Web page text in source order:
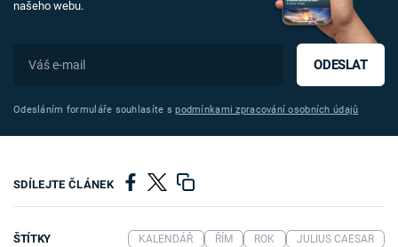
našeho webu.
ODESLAT
Odesláním formuláře souhlasíte spodmínkami zpracování osobních údajů
SDÍLEJTE ČLÁNEK
ŠTÍTKY KALENDÁŘ ŘÍM ROK
JULIUS CAESAR